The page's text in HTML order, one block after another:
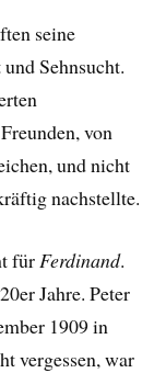
seine
Sehnsucht.
von
und nicht
nachstellte.
für Ferdinand.
Jahre. Peter
1909 in
vergessen, war